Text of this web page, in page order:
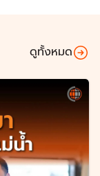
ดูทั้งหมด